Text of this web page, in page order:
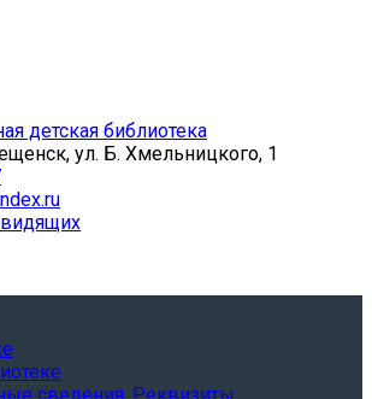
детская библиотека
ул. Б. Хмельницкого, 1